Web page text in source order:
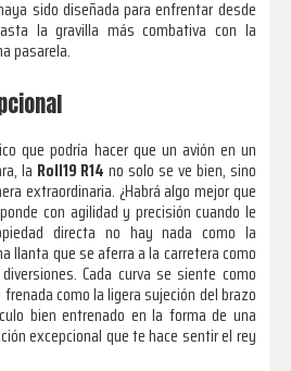
sido diseñada para enfrentar desde
la gravilla más combativa con la
pasarela.
que podría hacer que un avión en un
la Roll19 R14 no solo se ve bien, sino
extraordinaria. ¿Habrá algo mejor que
con agilidad y precisión cuando le
directa no hay nada como la
llanta que se aferra a la carretera como
Cada curva se siente como
como la ligera sujeción del brazo
bien entrenado en la forma de una
excepcional que te hace sentir el rey